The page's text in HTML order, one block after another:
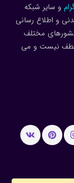
و سایر شبکه
و اطلاع رسانی
کشورهای مختلف
لطف نیست و می